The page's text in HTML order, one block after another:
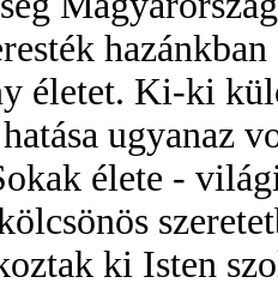
életet. Ki-ki
ugyanaz
élete -
ki Isten